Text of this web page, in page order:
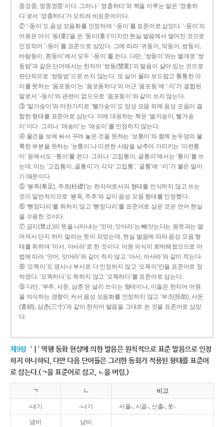
중겅중, 껑쭝껑쭝’이다. 그러나 ‘ 껑충하다’와 짝을 이루는 말은 ‘깡총하
다’로서 ‘깡충하다’가 오히려 비표준어이다.
② ‘-동이’도 음성 모음화를 인정하여 ‘-둥이’를 표준어로 삼았다. ‘-둥이’의
어원은 아이 ‘동(童)’을 쓴 ‘동이(童-)’이지만 현실 발음에서 멀어진 것으로
인정되어 ‘-둥이’를 표준으로 삼았다. 그에 따라 ‘귀둥이, 막둥이, 쌍둥이,
바람둥이, 흰둥이’에서 모두 ‘-둥이’를 쓴다. 다만, ‘쌍둥이’와는 별개로 ‘쌍
동밤’과 같은 단어에서는 한자어 ‘쌍동(雙童)’의 발음이 살아 있는 것으로
판단되므로 ‘쌍둥밤’으로 쓰지 않는다. 또 살이 올라 보드랍고 통통한 아
이를 뜻하는 ‘옴포동이’는 ‘옴포동하다’의 어근 ‘옴포동’에 ‘-이’가 결합된
말로서 ‘-둥이’와 관련이 없으므로 ‘옴포둥이’와 같이 쓰지 않는다.
③ ‘발가숭이’와 마찬가지로 ‘빨가숭이’도 양성 모음 뒤에 음성 모음이 결
합한 형태를 표준어로 삼는다. 이에 대응하는 짝은 ‘벌거숭이, 뻘거숭
이’이다. 그러나 ‘애송이’는 ‘애숭이’를 인정하지 않는다.
④ 물건을 보에 싸서 꾸려 놓은 것을 뜻하는 ‘보퉁이’와 함께 눈두덩의 불
룩한 부분을 뜻하는 ‘눈퉁이’나 미련한 사람을 낮추어 가리키는 ‘미련퉁
이’ 등에서도 ‘-퉁이’를 쓴다. 그러나 ‘고집통이, 골통이’에서는 ‘통이’를 쓰
는데, 이는 ‘고집통이, 골통이’가 각각 ‘고집통’, ‘골통’에 ‘-이’가 붙은 말이
기 때문이다.
⑤ ‘봉족(奉足), 주초(柱礎)’는 한자어로서의 형태를 인식하지 않고 쓰는
것이 일반적이므로 ‘봉죽, 주추’와 같이 음성 모음 형태를 인정했다.
⑥ ‘뻗장다리’를 취하지 않고 ‘뻗정다리’를 표준어로 삼은 것은 언어 현실
을 수용한 것이다.
⑦ 금지(禁止)의 뜻을 나타내는 ‘앗아, 앗아라’는 빼앗는다는 원뜻과는 멀
어져서 단지 하지 말라는 뜻이 되었는데, 현실 발음에 따라 음성 모음 형
태를 취하여 ‘아서, 아서라’로 한 것이다. 어원 의식이 희박해졌으므로 어
법에 따라 ‘앗어, 앗어라’와 같이 적지 않고 ‘아서, 아서라’와 같이 적는다.
⑧ ‘오똑이’도 명사나 부사로 다 인정하지 않고 ‘오뚝이’만을 표준어로 정
하였다. ‘오똑하다’도 취하지 않고 ‘오뚝하다’를 표준어로 삼는다.
⑨ 다만, ‘부주, 사둔, 삼춘’은 널리 쓰이는 형태이나, 이들은 한자어 어원
을 의식하는 경향이 커서 음성 모음화를 인정하지 않고 ‘부조(扶助), 사돈
(査頓), 삼촌(三寸)’과 같이 한자어 발음을 그대로 쓴 것을 표준어로 삼았
다.
제9항 ‘ㅣ’ 역행 동화 현상에 의한 발음은 원칙적으로 표준 발음으로 인정
하지 아니하되, 다만 다음 단어들은 그러한 동화가 적용된 형태를 표준어
로 삼는다.(ㄱ을 표준어로 삼고, ㄴ을 버림.)
ㄱ ㄴ 비고
-내기 -나기 서울-, 시골-, 신출-, 풋-.
냄비 남비